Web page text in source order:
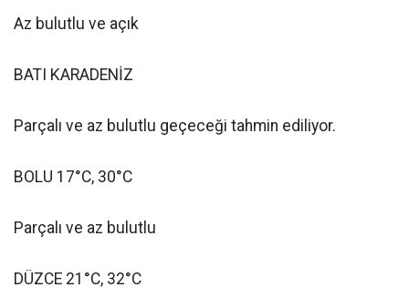
Az bulutlu ve açık
BATI KARADENİZ
Parçalı ve az bulutlu geçeceği tahmin ediliyor.
BOLU 17°C, 30°C
Parçalı ve az bulutlu
DÜZCE 21°C, 32°C